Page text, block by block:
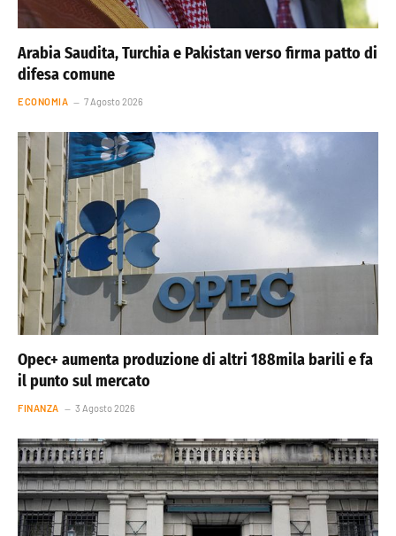
Arabia Saudita, Turchia e Pakistan verso firma patto di
difesa comune
ECONOMIA 7 Agosto 2026
Opec+ aumenta produzione di altri 188mila barili e fa
il punto sul mercato
FINANZA 3 Agosto 2026